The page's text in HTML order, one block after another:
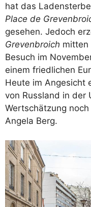
hat das
Place de
gesehen. Jedoch
Grevenbroich mitten
Besuch im
einem friedlichen
Heute im Angesicht
von Russland in der
Wertschätzung
Angela Berg.